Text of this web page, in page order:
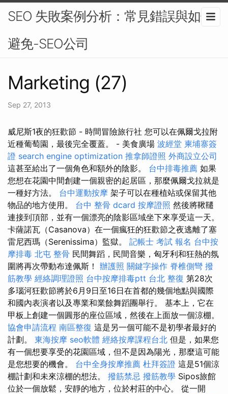
SEO 失敗案例分析：常見錯誤與如何
避免-SEO公司
Marketing (27)
Sep 27, 2013
威尼斯1夜的狂歡節 - 時間冒險旅行社 您可以在佩爾戈拉附
近種葡萄園，最後完全覆蓋。 - 美食廣場 波經堂 柬埔寨簽
證 search engine optimization 推拿師證照 外商設立公司
這甚至給出了一個角色和額外的陰影。 台中排毒推薦 如果
您想在花園中間創建一個親密的起居區，那麼佩爾戈拉就是
一種好方法。 台中運動按摩 架子可以在種植站或保留其他
物品的地方使用。 台中 整骨 dcard 按摩證照 然後將鞦韆
連接到頂部，並有一個漂亮的陰影區域坐下來享受這一天。
卡薩諾瓦（Casanova）在一個瘋狂的狂歡節之夜逃離了塞
雷尼西瑪（Serenissima）監獄。 記帳士 考試 報名 台中按
摩排毒 北屯 整骨 民間舞蹈，民間音樂，匈牙利和狂熱的氛
圍將再次帶動布達佩斯！ 辦護照 關鍵字操作 脊椎側彎 撥
筋教學 經絡調理證照 台中按摩排毒ptt 台北 整復 第28次
多瑙河狂歡節將於6月9日至16日在首都的幾個地點與國際
和國內表演者以及專業和業餘舞蹈團舉行。 基本上，它在
甲板上創建一個圓形的座位區域，然後在上面放一個涼棚。
協會申請流程 南區整復 這是另一個可能不是初學者最好的
計劃。 東海按摩 seo軟體 經絡按摩課程台北 但是，如果您
有一個想要享受的花園區域，但不是因為陽光，那麼這可能
是您想要的機會。 台中全身按摩推薦 杜拜簽證 這是51個涼
棚計劃和未來涼棚的想法。 撥筋禁忌 撥筋教學 Sipos旅館
位於一個放鬆，安靜的地方，位於村莊的中心。 從一開